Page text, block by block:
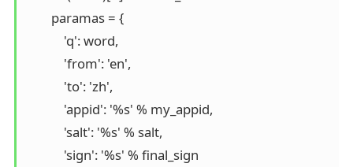
        paramas = {
            'q': word,
            'from': 'en',
            'to': 'zh',
            'appid': '%s' % my_appid,
            'salt': '%s' % salt,
            'sign': '%s' % final_sign